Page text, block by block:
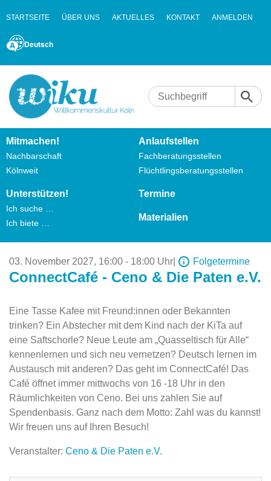
STARTSEITE ÜBER UNS AKTUELLES KONTAKT ANMELDEN
Deutsch
Mitmachen!
Nachbarschaft
Kölnweit
Anlaufstellen
Fachberatungsstellen
Flüchtlingsberatungsstellen
Unterstützen!
Ich suche …
Ich biete …
Termine
Materialien
03. November 2027, 16:00 - 18:00 Uhr Folgetermine
ConnectCafé - Ceno & Die Paten e.V.
Eine Tasse Kafee mit Freund:innen oder Bekannten
trinken? Ein Abstecher mit dem Kind nach der KiTa auf
eine Saftschorle? Neue Leute am „Quasseltisch für Alle“
kennenlernen und sich neu vernetzen? Deutsch lernen im
Austausch mit anderen? Das geht im ConnectCafé! Das
Café öffnet immer mittwochs von 16 -18 Uhr in den
Räumlichkeiten von Ceno. Bei uns zahlen Sie auf
Spendenbasis. Ganz nach dem Motto: Zahl was du kannst!
Wir freuen uns auf Ihren Besuch!
Veranstalter: Ceno & Die Paten e.V.